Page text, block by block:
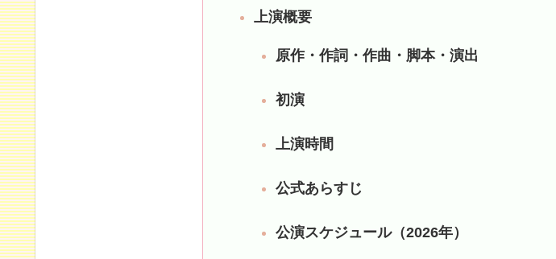
上演概要
原作・作詞・作曲・脚本・演出
初演
上演時間
公式あらすじ
公演スケジュール（2026年）